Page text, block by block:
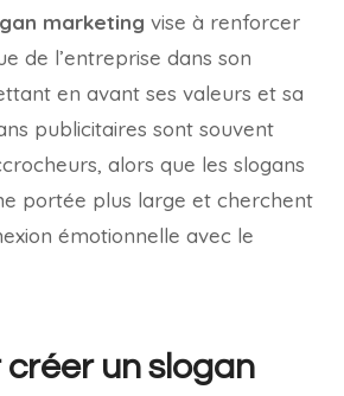
marketing vise à renforcer
de l’entreprise dans son
en avant ses valeurs et sa
publicitaires sont souvent
alors que les slogans
portée plus large et cherchent
émotionnelle avec le
un slogan